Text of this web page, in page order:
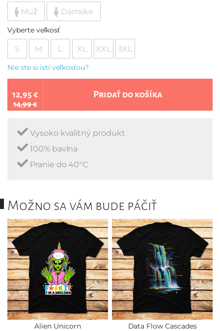
Muž Dámske
Vyberte veľkosť
S M L XL XXL 3XL
Nie ste si istí veľkosťou?
12,95 €
14,99 €
Pridať do košíka
Vysoko kvalitný produkt
100% bavlna
Pranie do 40°C
Možno sa vám bude páčiť
Alien Unicorn Data Flow Cascades